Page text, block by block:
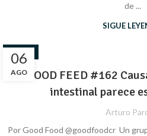
de ...
SIGUE
06
AGO
SALUD
GOOD FEED #162
intestinal parece
Arturo
Por Good Food @goodfoodcr Un